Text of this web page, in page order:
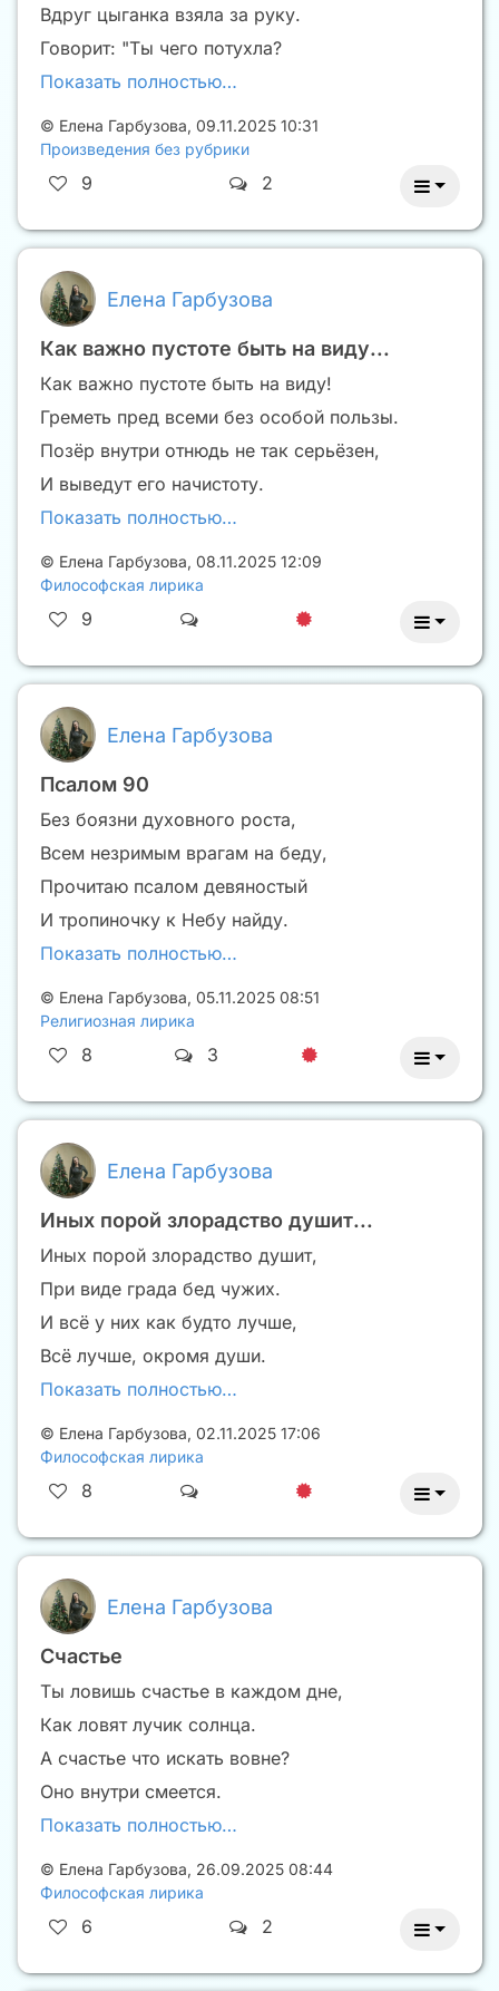
Вдруг цыганка взяла за руку.
Говорит: "Ты чего потухла?
Показать полностью…
© Елена Гарбузова, 09.11.2025 10:31
Произведения без рубрики
9 2
Елена Гарбузова
Как важно пустоте быть на виду...
Как важно пустоте быть на виду!
Греметь пред всеми без особой пользы.
Позëр внутри отнюдь не так серьëзен,
И выведут его начистоту.
Показать полностью…
© Елена Гарбузова, 08.11.2025 12:09
Философская лирика
9
Елена Гарбузова
Псалом 90
Без боязни духовного роста,
Всем незримым врагам на беду,
Прочитаю псалом девяностый
И тропиночку к Небу найду.
Показать полностью…
© Елена Гарбузова, 05.11.2025 08:51
Религиозная лирика
8 3
Елена Гарбузова
Иных порой злорадство душит...
Иных порой злорадство душит,
При виде града бед чужих.
И всë у них как будто лучше,
Всë лучше, окромя души.
Показать полностью…
© Елена Гарбузова, 02.11.2025 17:06
Философская лирика
8
Елена Гарбузова
Счастье
Ты ловишь счастье в каждом дне,
Как ловят лучик солнца.
А счастье что искать вовне?
Оно внутри смеется.
Показать полностью…
© Елена Гарбузова, 26.09.2025 08:44
Философская лирика
6 2